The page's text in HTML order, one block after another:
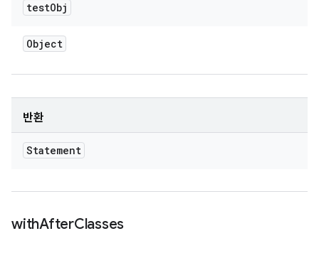
testObj
Object
반환
Statement
withAfterClasses